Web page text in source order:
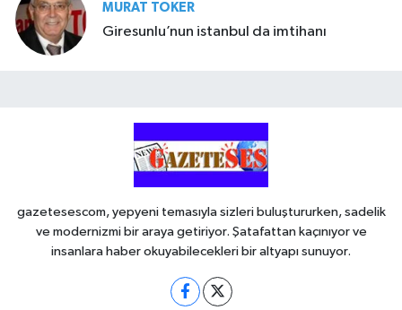
MURAT TOKER
Giresunlu’nun istanbul da imtihanı
gazetesescom, yepyeni temasıyla sizleri buluştururken, sadelik
ve modernizmi bir araya getiriyor. Şatafattan kaçınıyor ve
insanlara haber okuyabilecekleri bir altyapı sunuyor.